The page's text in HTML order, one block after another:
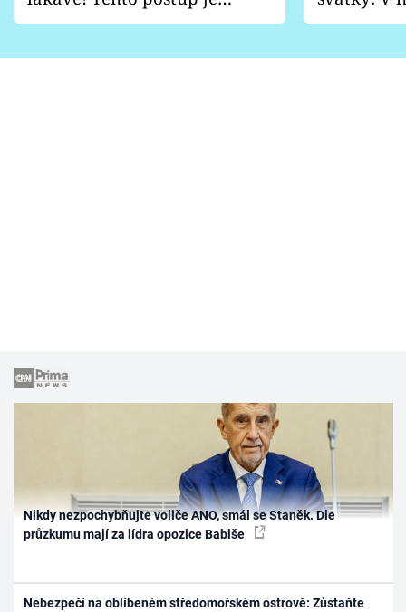
vhodný jen pro některé
pondělí
Nikdy nezpochybňujte voliče ANO, smál se Staněk. Dle
průzkumu mají za lídra opozice Babiše
Nebezpečí na oblíbeném středomořském ostrově: Zůstaňte